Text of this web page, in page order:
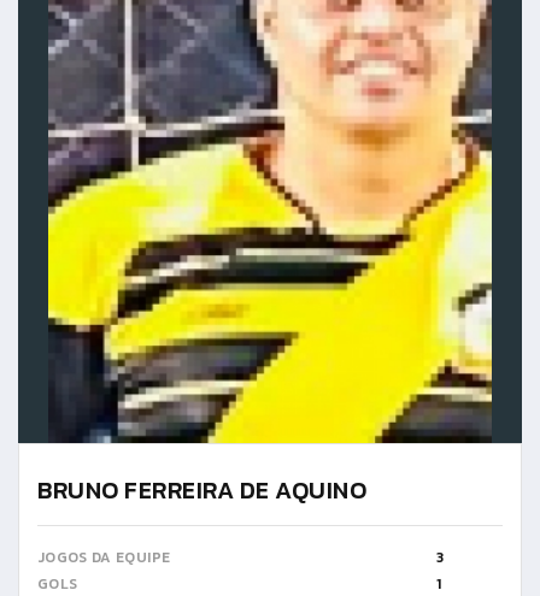
BRUNO FERREIRA DE AQUINO
JOGOS DA EQUIPE
3
GOLS
1